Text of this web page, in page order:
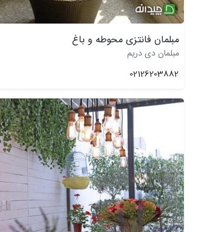
مبلمان فانتزی محوطه و باغ
مبلمان دی دریم
02126203882